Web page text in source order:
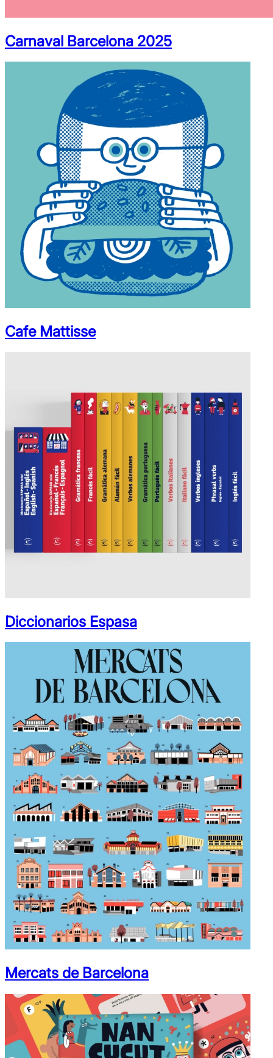
Carnaval Barcelona 2025
Cafe Mattisse
Diccionarios Espasa
Mercats de Barcelona